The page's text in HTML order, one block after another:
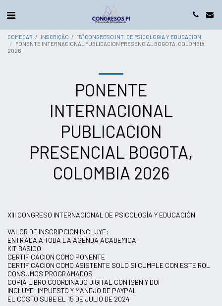
COMEÇAR INSCRIÇÃO
15° CONGRESO INT. DE PSICOLOGIA Y EDUCACION
PONENTE INTERNACIONAL PUBLICACION PRESENCIAL BOGOTA, COLOMBIA
2026
PONENTE
INTERNACIONAL
PUBLICACION
PRESENCIAL BOGOTA,
COLOMBIA 2026
XIII CONGRESO INTERNACIONAL DE PSICOLOGÍA Y EDUCACIÓN
VALOR DE INSCRIPCION INCLUYE:
ENTRADA A TODA LA AGENDA ACADEMICA
KIT BASICO
CERTIFICACION COMO PONENTE
CERTIFICACION COMO ASISTENTE SOLO SI CUMPLE CON ESTE ROL
CONSUMOS PROGRAMADOS
COPIA LIBRO COORDINADO DIGITAL CON ISBN Y DOI
INCLUYE: IMPUESTO Y MANEJO DE PAYPAL
EL COSTO SUBE EL 15 DE JULIO DE 2024